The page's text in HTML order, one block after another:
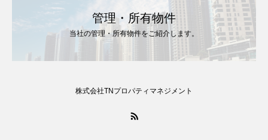
管理・所有物件
当社の管理・所有物件をご紹介します。
株式会社TNプロパティマネジメント